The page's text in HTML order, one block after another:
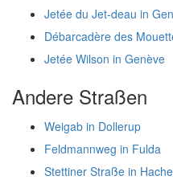
Jetée du Jet-deau in
Débarcadère des
Jetée Wilson in Genève
Andere Straßen
Weigab in Dollerup
Feldmannweg in Fulda
Stettiner Straße in